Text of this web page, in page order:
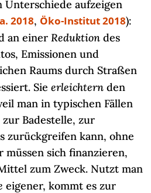
Unterschiede aufzeigen
2018, Öko-Institut 2018):
an einer Reduktion des
Emissionen und
Raums durch Straßen
Sie erleichtern den
man in typischen Fällen
Badestelle, zur
zurückgreifen kann, ohne
müssen sich finanzieren,
zum Zweck. Nutzt man
eigener, kommt es zur